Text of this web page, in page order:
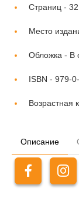
Страниц - 32
Место
Обложка - В
ISBN - 979-
Возрастная
Описание